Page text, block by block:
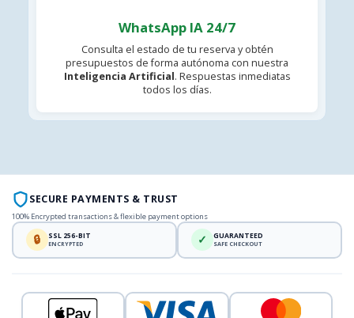
WhatsApp IA 24/7
Consulta el estado de tu reserva y obtén
presupuestos de forma autónoma con nuestra
Inteligencia Artificial. Respuestas inmediatas
todos los días.
SECURE PAYMENTS & TRUST
100% Encrypted transactions & flexible payment options
🔒 SSL 256-BIT
ENCRYPTED ✓ GUARANTEED
SAFE CHECKOUT